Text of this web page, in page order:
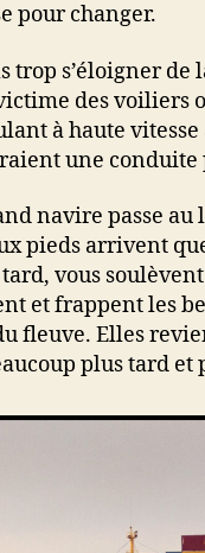
pour changer.
trop s’éloigner de
des voiliers
à haute
une conduite
navire passe au
pieds arrivent
vous
et frappent les
fleuve. Elles
plus tard et